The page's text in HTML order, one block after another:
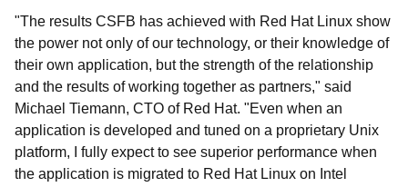
"The results CSFB has achieved with Red Hat Linux show
the power not only of our technology, or their knowledge of
their own application, but the strength of the relationship
and the results of working together as partners," said
Michael Tiemann, CTO of Red Hat. "Even when an
application is developed and tuned on a proprietary Unix
platform, I fully expect to see superior performance when
the application is migrated to Red Hat Linux on Intel